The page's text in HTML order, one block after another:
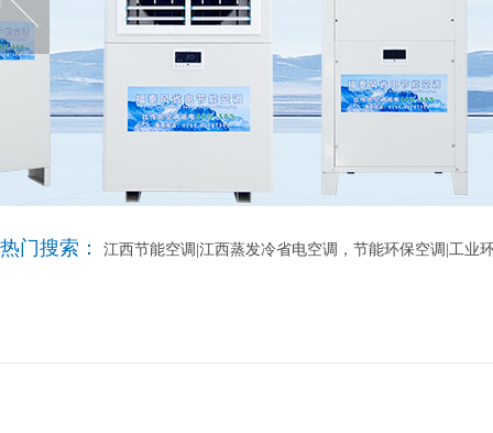
热门搜索： 江西节能空调|江西蒸发冷省电空调，节能环保空调|工业